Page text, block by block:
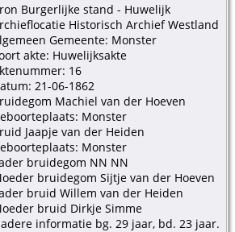
Burgerlijke stand - Huwelijk
Historisch Archief Westland
Gemeente: Monster
akte: Huwelijksakte
16
21-06-1862
Machiel van der Hoeven
Monster
Jaapje van der Heiden
Monster
bruidegom NN NN
bruidegom Sijtje van der Hoeven
bruid Willem van der Heiden
bruid Dirkje Simme
informatie bg. 29 jaar, bd. 23 jaar.